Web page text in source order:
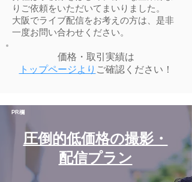
りご依頼をいただいてまいりました。
大阪でライブ配信をお考えの方は、是非
一度お問い合わせください。
価格・取引実績は
トップページより ご確認ください！
PR欄
圧倒的低価格の撮影・
配信プラン